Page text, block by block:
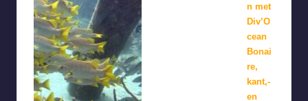
n met
Div’O
cean
Bonai
re,
kant,-
en